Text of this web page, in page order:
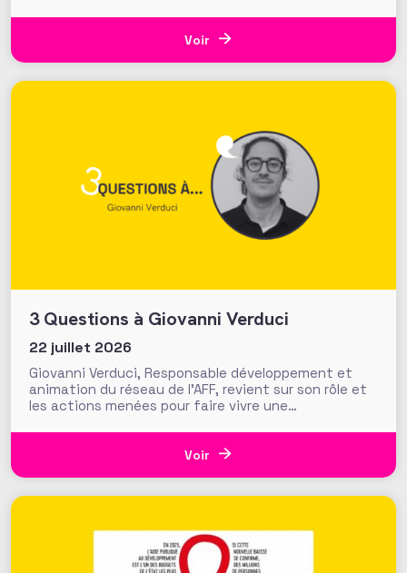
question cruciale : la recherche académique sur la
générosité apporte-t-elle des preuves solides pour
Voir
3 Questions à Giovanni Verduci
22 juillet 2026
Giovanni Verduci, Responsable développement et
animation du réseau de l’AFF, revient sur son rôle et
les actions menées pour faire vivre une
L’AFF c’est une équipe, mais c’est aussi et surtout
un réseau. Vous, nos 1350 adhérents, faites la
Voir